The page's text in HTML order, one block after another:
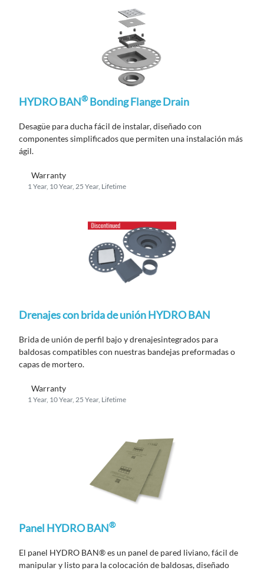
HYDRO BAN®Bonding Flange Drain
Desagüe para ducha fácil de instalar, diseñado con
componentes simplificados que permiten una instalación más
ágil.
Warranty
1 Year, 10 Year, 25 Year, Lifetime
Drenajes con brida de unión HYDRO BAN
Brida de unión de perfil bajoydrenajesintegrados para
baldosas compatibles con nuestras bandejas preformadas o
capas de mortero.
Warranty
1 Year, 10 Year, 25 Year, Lifetime
Panel HYDRO BAN®
El panel HYDRO BAN® es un panel de pared liviano, fácil de
manipular y listo para la colocación de baldosas, diseñado